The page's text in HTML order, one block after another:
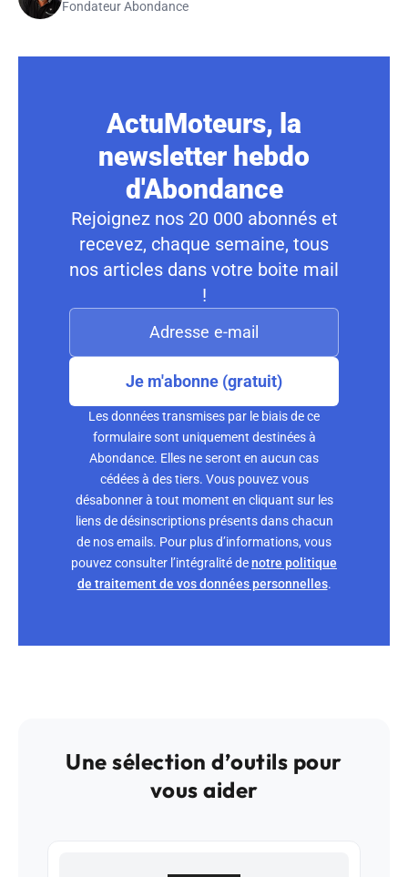
Fondateur Abondance
ActuMoteurs, la
newsletter hebdo
d'Abondance
Rejoignez nos 20 000 abonnés et
recevez, chaque semaine, tous
nos articles dans votre boite mail
!
Je m'abonne (gratuit)
Les données transmises par le biais de ce
formulaire sont uniquement destinées à
Abondance. Elles ne seront en aucun cas
cédées à des tiers. Vous pouvez vous
désabonner à tout moment en cliquant sur les
liens de désinscriptions présents dans chacun
de nos emails. Pour plus d’informations, vous
pouvez consulter l’intégralité denotre politique
de traitement de vos données personnelles.
Une sélection d’outils pour
vous aider